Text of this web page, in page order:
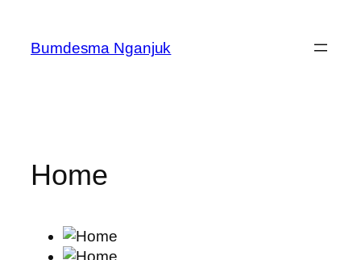
content
Bumdesma Nganjuk
Home